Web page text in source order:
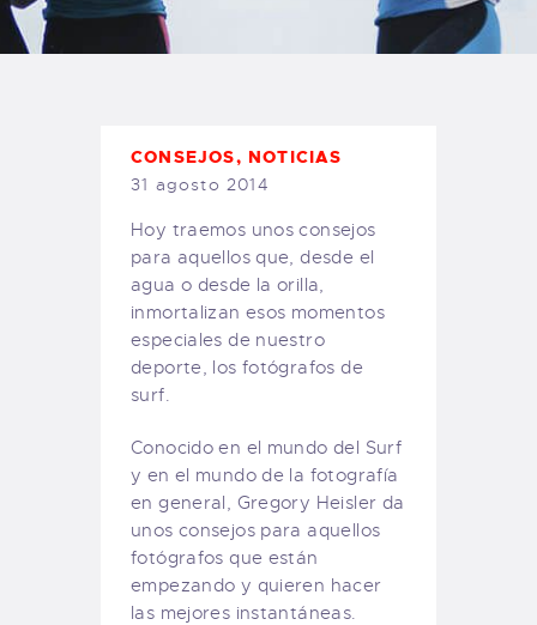
TIENDA FAMILY SURFERS
WEBCAM SALINAS
CONSEJOS, NOTICIAS
31 agosto 2014
Hoy traemos unos consejos
para aquellos que, desde el
agua o desde la orilla,
inmortalizan esos momentos
especiales de nuestro
deporte, los fotógrafos de
surf.
Conocido en el mundo del Surf
y en el mundo de la fotografía
en general, Gregory Heisler da
unos consejos para aquellos
fotógrafos que están
empezando y quieren hacer
las mejores instantáneas.